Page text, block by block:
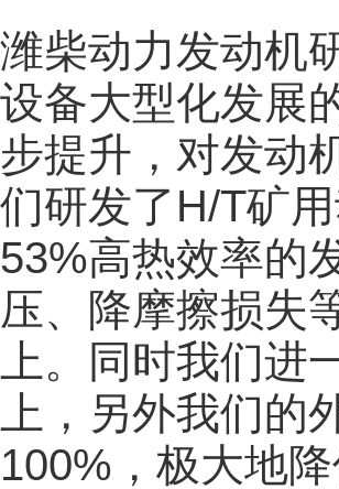
潍柴动力发动机
设备大型化发展
步提升，对发动
们研发了H/T矿
53%高热效率的
压、降摩擦损失
上。同时我们
上，另外我们
100%，极大地